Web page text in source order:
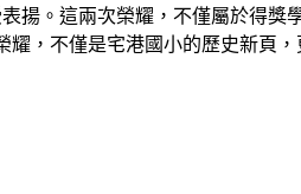
揚。這兩次榮耀，不僅屬於得獎
，不僅是宅港國小的歷史新頁，